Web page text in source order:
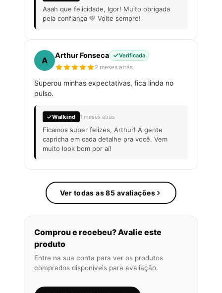
Aaah que felicidade, Igor! Muito obrigada
pela confiança 💛 Volte sempre!
A
Arthur Fonseca Verificada
2 meses atrás
Superou minhas expectativas, fica linda no
pulso.
Walkind 1 meses atrás
Ficamos super felizes, Arthur! A gente
capricha em cada detalhe pra você. Vem
muito look bom por aí!
Ver todas as 85 avaliações
Comprou e recebeu? Avalie este
produto
Entre na sua conta para ver os produtos
comprados disponíveis para avaliação.